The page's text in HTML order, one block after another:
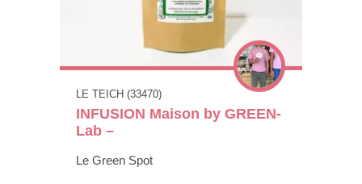
LE TEICH (33470)
INFUSION Maison by GREEN-
Lab –
Le Green Spot